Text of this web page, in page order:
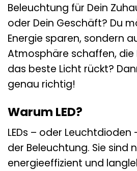
Beleuchtung für Dein
oder Dein Geschäft? Du
Energie sparen, sondern
Atmosphäre schaffen, die
das beste Licht rückt?
genau richtig!
Warum LED?
LEDs – oder Leuchtdioden
der Beleuchtung. Sie sind
energieeffizient und